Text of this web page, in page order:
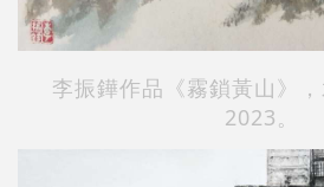
李振鏵作品《霧鎖黃山》，
2023。